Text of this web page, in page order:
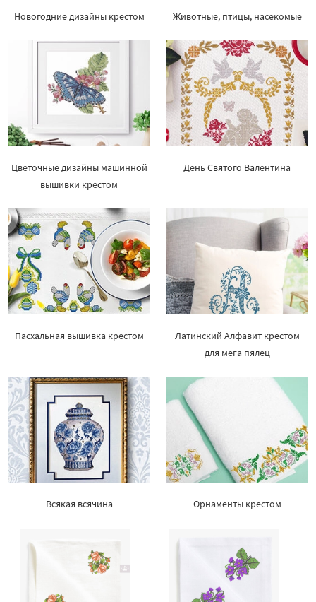
Новогодние дизайны крестом Животные, птицы, насекомые
Цветочные дизайны машинной
вышивки крестом
День Святого Валентина
Пасхальная вышивка крестом
Латинский Алфавит крестом
для мега пялец
Всякая всячина Орнаменты крестом